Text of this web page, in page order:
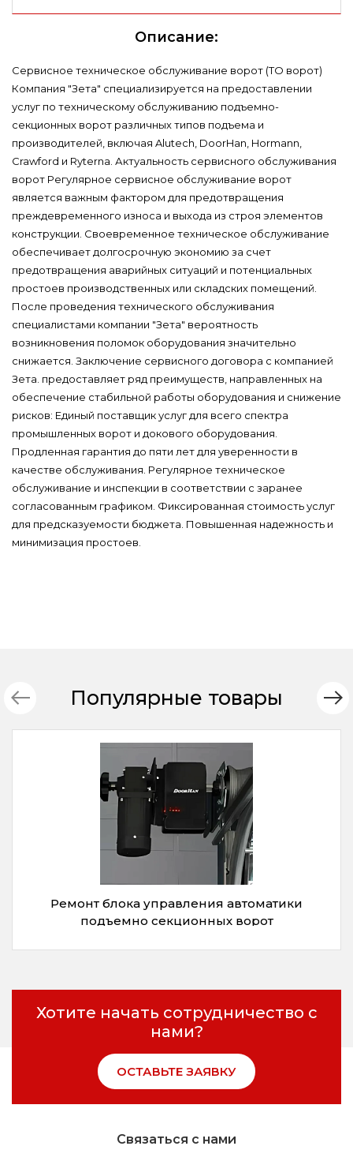
Описание:
Сервисное техническое обслуживание ворот (ТО ворот)
Компания "Зета" специализируется на предоставлении
услуг по техническому обслуживанию подъемно-
секционных ворот различных типов подъема и
производителей, включая Alutech, DoorHan, Hormann,
Crawford и Ryterna. Актуальность сервисного обслуживания
ворот Регулярное сервисное обслуживание ворот
является важным фактором для предотвращения
преждевременного износа и выхода из строя элементов
конструкции. Своевременное техническое обслуживание
обеспечивает долгосрочную экономию за счет
предотвращения аварийных ситуаций и потенциальных
простоев производственных или складских помещений.
После проведения технического обслуживания
специалистами компании "Зета" вероятность
возникновения поломок оборудования значительно
снижается. Заключение сервисного договора с компанией
Зета. предоставляет ряд преимуществ, направленных на
обеспечение стабильной работы оборудования и снижение
рисков: Единый поставщик услуг для всего спектра
промышленных ворот и докового оборудования.
Продленная гарантия до пяти лет для уверенности в
качестве обслуживания. Регулярное техническое
обслуживание и инспекции в соответствии с заранее
согласованным графиком. Фиксированная стоимость услуг
для предсказуемости бюджета. Повышенная надежность и
минимизация простоев.
Популярные товары
Ремонт блока управления автоматики
подъемно секционных ворот
Хотите начать сотрудничество с
нами?
ОСТАВЬТЕ ЗАЯВКУ
Связаться с нами